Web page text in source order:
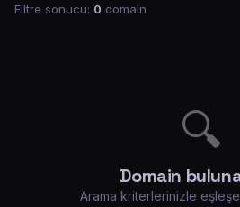
Filtre sonucu: 0 domain
🔍
Domain
Arama kriterlerinizle